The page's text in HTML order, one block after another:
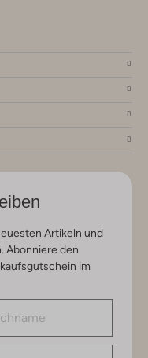
Artikeln und
Abonniere den
im